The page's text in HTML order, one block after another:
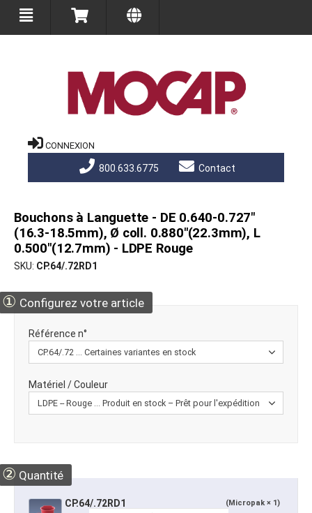
CONNEXION
800.633.6775 Contact
Bouchons à Languette - DE 0.640-0.727"
(16.3-18.5mm), Ø coll. 0.880"(22.3mm), L
0.500"(12.7mm) - LDPE Rouge
SKU CP.64/.72RD1
① Configurez votre article
Référence n°
Matériel / Couleur
② Quantité
CP.64/.72RD1 (Micropak × 1)